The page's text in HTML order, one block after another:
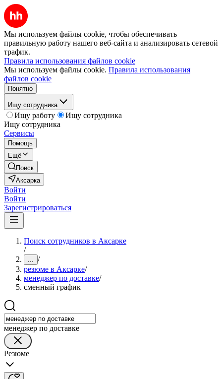
Мы используем файлы cookie, чтобы обеспечивать
правильную работу нашего веб-сайта и анализировать сетевой
трафик.
Правила использования файлов cookie
Мы используем файлы cookie. Правила использования
файлов cookie
Понятно
Ищу сотрудника
Ищу работу
Ищу сотрудника
Ищу сотрудника
Сервисы
Помощь
Ещё
Поиск
Аксарка
Войти
Войти
Зарегистрироваться
Поиск сотрудников в Аксарке
/
... /
резюме в Аксарке/
менеджер по доставке/
сменный график
менеджер по доставке
Резюме